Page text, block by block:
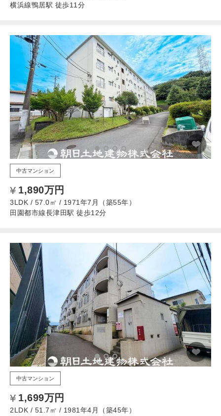
横浜線鴨居駅 徒歩11分
中古マンション
1,890万円
3LDK / 57.0㎡ / 1971年7月（築55年）
田園都市線長津田駅 徒歩12分
中古マンション
1,699万円
2LDK / 51.7㎡ / 1981年4月（築45年）